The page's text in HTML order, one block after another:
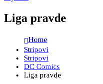
Liga pravde
Home
Stripovi
Stripovi
DC Comics
Liga pravde